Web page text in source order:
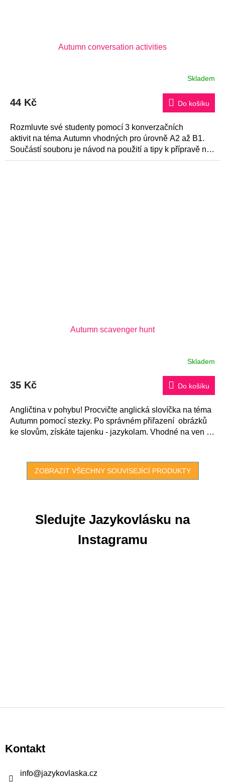
Autumn conversation activities
Skladem
44 Kč Do košíku
Rozmluvte své studenty pomocí 3 konverzačních
aktivit na téma Autumn vhodných pro úrovně A2 až B1.
Součástí souboru je návod na použití a tipy k přípravě na
konverzaci.
Autumn scavenger hunt
Skladem
35 Kč Do košíku
Angličtina v pohybu! Procvičte anglická slovíčka na téma
Autumn pomocí stezky. Po správném přiřazení obrázků
ke slovům, získáte tajenku - jazykolam. Vhodné na ven i
ZOBRAZIT VŠECHNY SOUVISEJÍCÍ PRODUKTY
Sledujte Jazykovlásku na
Instagramu
p
aKontakt
info@jazykovlaska.cz